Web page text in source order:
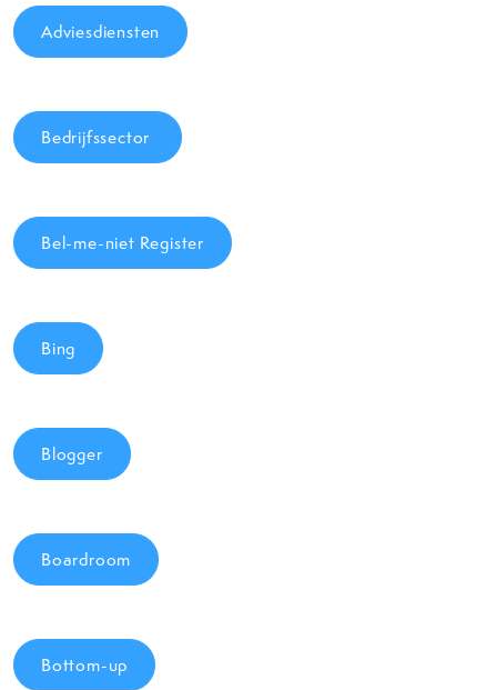
Adviesdiensten
Bedrijfssector
Bel-me-niet Register
Bing
Blogger
Boardroom
Bottom-up